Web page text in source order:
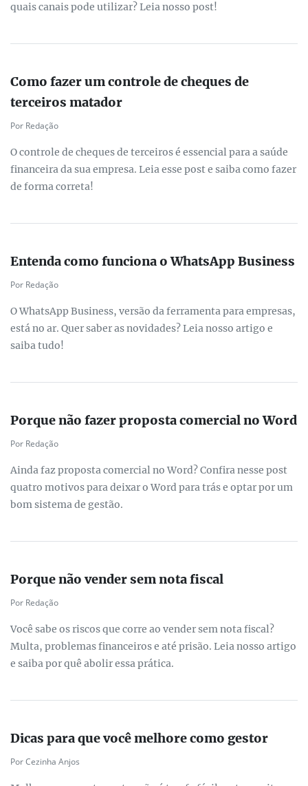
quais canais pode utilizar? Leia nosso post!
Como fazer um controle de cheques de
terceiros matador
Por Redação
O controle de cheques de terceiros é essencial para a saúde
financeira da sua empresa. Leia esse post e saiba como fazer
de forma correta!
Entenda como funciona o WhatsApp Business
Por Redação
O WhatsApp Business, versão da ferramenta para empresas,
está no ar. Quer saber as novidades? Leia nosso artigo e
saiba tudo!
Porque não fazer proposta comercial no Word
Por Redação
Ainda faz proposta comercial no Word? Confira nesse post
quatro motivos para deixar o Word para trás e optar por um
bom sistema de gestão.
Porque não vender sem nota fiscal
Por Redação
Você sabe os riscos que corre ao vender sem nota fiscal?
Multa, problemas financeiros e até prisão. Leia nosso artigo
e saiba por quê abolir essa prática.
Dicas para que você melhore como gestor
Por Cezinha Anjos